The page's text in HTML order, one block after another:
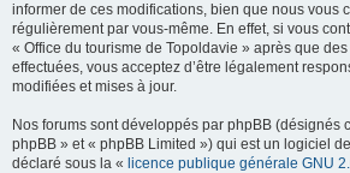
informer de ces modifications, bien que nous vous
régulièrement par vous-même. En effet, si vous
« Office du tourisme de Topoldavie » après que
effectuées, vous acceptez d’être légalement
modifiées et mises à jour.
Nos forums sont développés par phpBB (désignés
phpBB » et « phpBB Limited ») qui est un logiciel
déclaré sous la « licence publique générale GNU